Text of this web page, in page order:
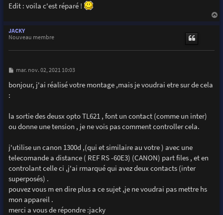
Edit : voila c'est réparé !
JACKY
Nouveau membre
M
s
s
mar. nov. 02, 2021 10:03
bonjour, j'ai réalisé votre montage ,mais je voudrai etre sur de cela
:
la sortie des deusx opto TL621 , font un contact (comme un inter)
ou donne une tension , je ne vois pas comment controller cela.
j'utilise un canon 1300d ,(qui et similaire au votre ) avec une
telecomande a distance ( REF RS -60E3) (CANON) part files , et en
controlant celle ci ,j'ai rmarqué qui avez deux contacts (inter
superposés) .
pouvez vous m en dire plus a ce sujet ,je ne voudrai pas mettre hs
mon appareil .
merci a vous de répondre :jacky